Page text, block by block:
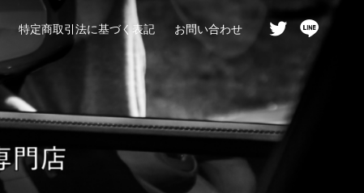
特定商取引法に基づく表記 お問い合わせ